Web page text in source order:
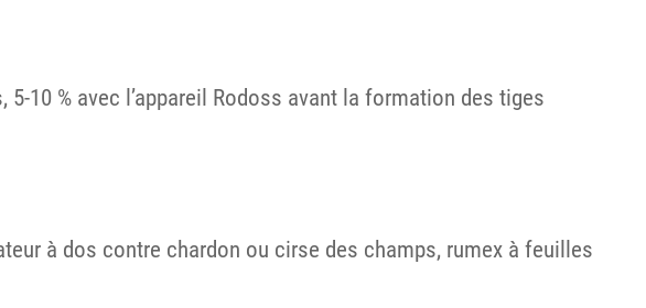
5-10 % avec l’appareil Rodoss avant la formation des tiges
à dos contre chardon ou cirse des champs, rumex à feuilles